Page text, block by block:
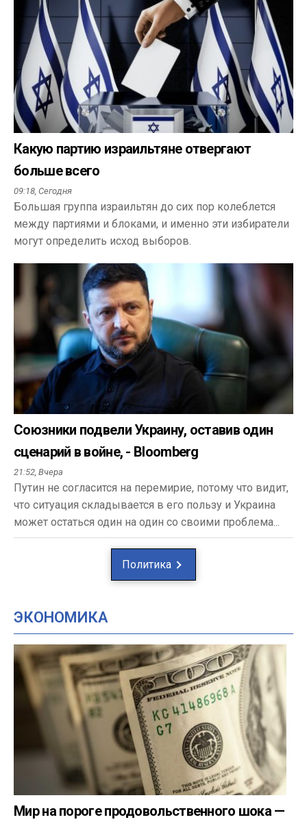
Какую партию израильтяне отвергают
больше всего
09:18, Сегодня
Большая группа израильтян до сих пор колеблется
между партиями и блоками, и именно эти избиратели
могут определить исход выборов.
Союзники подвели Украину, оставив один
сценарий в войне, - Bloomberg
21:52, Вчера
Путин не согласится на перемирие, потому что видит,
что ситуация складывается в его пользу и Украина
может остаться один на один со своими проблема...
Политика
ЭКОНОМИКА
Мир на пороге продовольственного шока —